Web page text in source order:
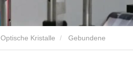
Optische Kristalle